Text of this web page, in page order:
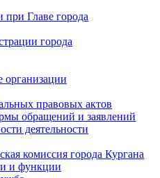
Главе города
города
организации
правовых актов
обращений и заявлений
деятельности
комиссия города Кургана
и функции